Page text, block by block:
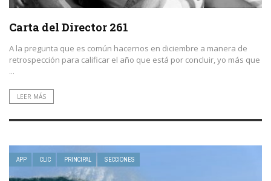
Carta del Director 261
A la pregunta que es común hacernos en diciembre a manera de
retrospección para calificar el año que está por concluir, yo más que
...
LEER MÁS
APP CLIC PRINCIPAL SECCIONES